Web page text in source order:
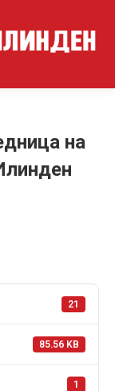
на
21
85.56 KB
1